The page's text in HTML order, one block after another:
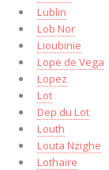
Lublin
Lob Nor
Lioubinie
Lope de Vega
Lopez
Lot
Dep du Lot
Louth
Louta Nzighe
Lothaire